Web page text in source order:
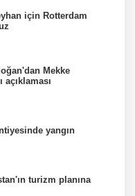
için Rotterdam
Mekke
yangın
turizm planına